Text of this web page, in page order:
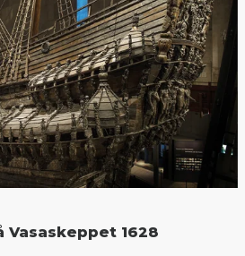
Vasaskeppet 1628